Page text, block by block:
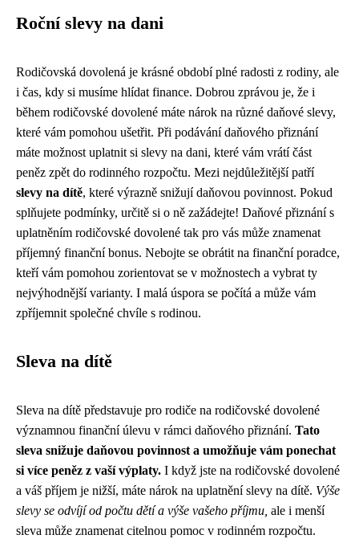
Roční slevy na dani
Rodičovská dovolená je krásné období plné radosti z rodiny, ale
i čas, kdy si musíme hlídat finance. Dobrou zprávou je, že i
během rodičovské dovolené máte nárok na různé daňové slevy,
které vám pomohou ušetřit. Při podávání daňového přiznání
máte možnost uplatnit si slevy na dani, které vám vrátí část
peněz zpět do rodinného rozpočtu. Mezi nejdůležitější patří
slevy na dítě, které výrazně snižují daňovou povinnost. Pokud
splňujete podmínky, určitě si o ně zažádejte! Daňové přiznání s
uplatněním rodičovské dovolené tak pro vás může znamenat
příjemný finanční bonus. Nebojte se obrátit na finanční poradce,
kteří vám pomohou zorientovat se v možnostech a vybrat ty
nejvýhodnější varianty. I malá úspora se počítá a může vám
zpříjemnit společné chvíle s rodinou.
Sleva na dítě
Sleva na dítě představuje pro rodiče na rodičovské dovolené
významnou finanční úlevu v rámci daňového přiznání. Tato
sleva snižuje daňovou povinnost a umožňuje vám ponechat
si více peněz z vaší výplaty. I když jste na rodičovské dovolené
a váš příjem je nižší, máte nárok na uplatnění slevy na dítě. Výše
slevy se odvíjí od počtu dětí a výše vašeho příjmu, ale i menší
sleva může znamenat citelnou pomoc v rodinném rozpočtu.